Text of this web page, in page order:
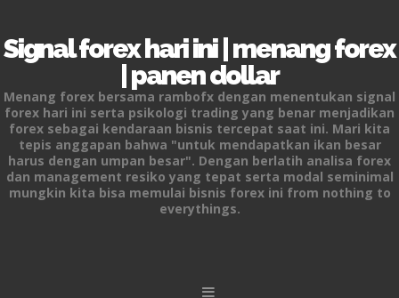
Signal forex hari ini | menang forex
| panen dollar
Menang forex bersama rambofx dengan menentukan signal
forex hari ini serta psikologi trading yang benar menjadikan
forex sebagai kendaraan bisnis tercepat saat ini. Mari kita
tepis anggapan bahwa "untuk mendapatkan ikan besar
harus dengan umpan besar". Dengan berlatih analisa forex
dan management resiko yang tepat serta modal seminimal
mungkin kita bisa memulai bisnis forex ini from nothing to
everythings.